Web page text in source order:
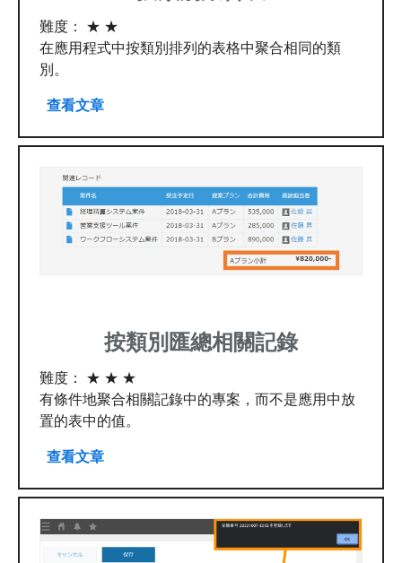
難度： ★ ★
在應用程式中按類別排列的表格中聚合相同的類
別。
查看文章
按類別匯總相關記錄
難度： ★ ★ ★
有條件地聚合相關記錄中的專案，而不是應用中放
置的表中的值。
查看文章